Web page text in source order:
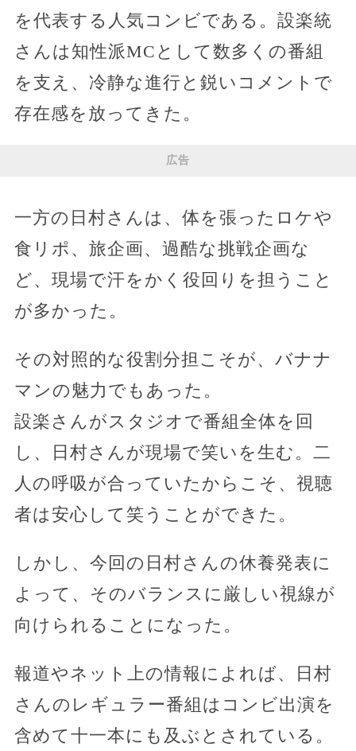
を代表する人気コンビである。設楽統
さんは知性派MCとして数多くの番組
を支え、冷静な進行と鋭いコメントで
存在感を放ってきた。
広告
一方の日村さんは、体を張ったロケや
食リポ、旅企画、過酷な挑戦企画な
ど、現場で汗をかく役回りを担うこと
が多かった。
その対照的な役割分担こそが、バナナ
マンの魅力でもあった。
設楽さんがスタジオで番組全体を回
し、日村さんが現場で笑いを生む。二
人の呼吸が合っていたからこそ、視聴
者は安心して笑うことができた。
しかし、今回の日村さんの休養発表に
よって、そのバランスに厳しい視線が
向けられることになった。
報道やネット上の情報によれば、日村
さんのレギュラー番組はコンビ出演を
含めて十一本にも及ぶとされている。